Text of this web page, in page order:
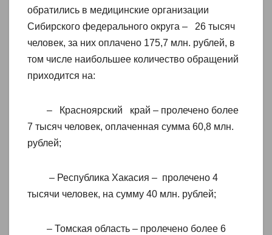
обратились в медицинские организации
Сибирского федерального округа – 26 тысяч
человек, за них оплачено 175,7 млн. рублей, в
том числе наибольшее количество обращений
приходится на:
– Красноярский край – пролечено более
7 тысяч человек, оплаченная сумма 60,8 млн.
рублей;
– Республика Хакасия – пролечено 4
тысячи человек, на сумму 40 млн. рублей;
– Томская область – пролечено более 6